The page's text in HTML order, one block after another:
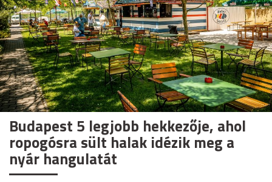
Budapest 5 legjobb hekkezője, ahol
ropogósra sült halak idézik meg a
nyár hangulatát